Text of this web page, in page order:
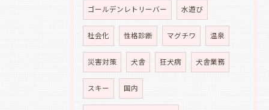
ゴールデンレトリーバー 水遊び
社会化 性格診断 マグチワ 温泉
災害対策 犬舎 狂犬病 犬舎業務
スキー 国内